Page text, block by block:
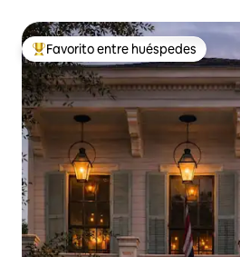
Favorito entre huéspedes preferido
Favorito entre huéspedes